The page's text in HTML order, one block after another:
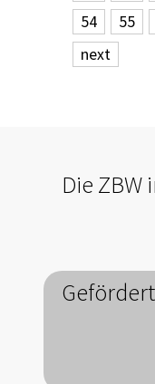
54
55
next
Die ZBW